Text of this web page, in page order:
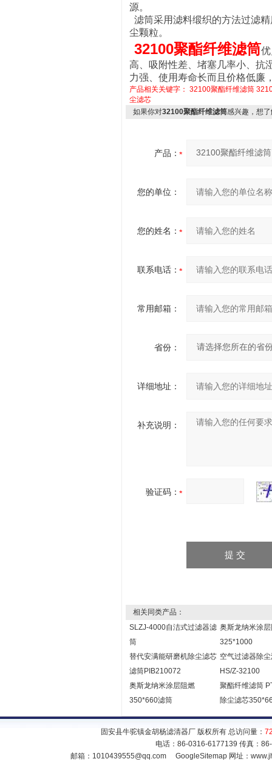
源。
滤筒采用滤料缎织的方法过滤
尘颗粒。
32100聚酯纤维滤筒
高、吸附性差、堵塞几率小、抗
力强、使用寿命长而且价格低廉
产品相关关键字： 32100聚酯纤维滤筒
尘滤芯
如果你对32100聚酯纤维滤筒感兴趣，想
产品：
您的单位：
您的姓名：
联系电话：
常用邮箱：
省份：
详细地址：
补充说明：
验证码：
相关同类产品：
SLZJ-4000自洁式过滤器滤
筒
奥斯龙纳米涂
325*1000
替代安满能研磨机除尘滤芯
滤筒PIB210072
空气过滤器除
HS/Z-32100
奥斯龙纳米涂层阻燃
350*660滤筒
聚酯纤维滤筒
除尘滤芯
固安县牛驼镇金胡杨滤清器厂 版权所有 总访问量：
电话：86-0316-6177139 传真：
邮箱： 1010439555@qq.com GoogleSitemap网址：